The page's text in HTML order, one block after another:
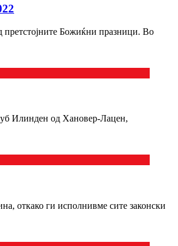
претстојните Божиќни празници. Во
Илинден од Хановер-Лацен,
откако ги исполнивме сите законски